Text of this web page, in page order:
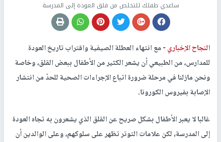
ساعدي طفلك للتخلص من قلق العودة إلى المدرسة
النجاح الإخباري -مع انتهاء العطلة الصيفية واقتراب تاريخ العودة
للمدارس، من الطبيعي أن يشعر الكثير من الأطفال ببعض القلق، وخاصة
ونحن مازلنا في مرحلة ضرورة اتباع الإجراءات الصحية للحدّ من انتشار
الإصابة بفيروس الكورونا.
غالبا لا يعبر الأطفال بشكل صريح عن القلق الذي يشعرون به تجاه العودة
إلى المدرسة، لكن علامات التوتر تظهر على سلوكهم، وعلى الوالدين أن